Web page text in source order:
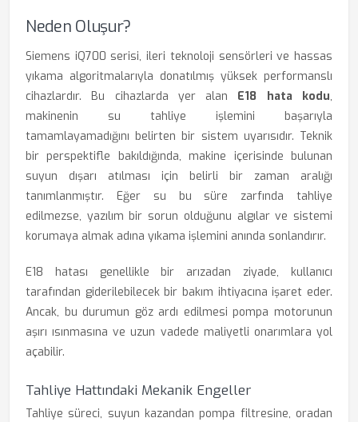
Neden Oluşur?
Siemens iQ700 serisi, ileri teknoloji sensörleri ve hassas
yıkama algoritmalarıyla donatılmış yüksek performanslı
cihazlardır. Bu cihazlarda yer alan E18 hata kodu,
makinenin su tahliye işlemini başarıyla
tamamlayamadığını belirten bir sistem uyarısıdır. Teknik
bir perspektifle bakıldığında, makine içerisinde bulunan
suyun dışarı atılması için belirli bir zaman aralığı
tanımlanmıştır. Eğer su bu süre zarfında tahliye
edilmezse, yazılım bir sorun olduğunu algılar ve sistemi
korumaya almak adına yıkama işlemini anında sonlandırır.
E18 hatası genellikle bir arızadan ziyade, kullanıcı
tarafından giderilebilecek bir bakım ihtiyacına işaret eder.
Ancak, bu durumun göz ardı edilmesi pompa motorunun
aşırı ısınmasına ve uzun vadede maliyetli onarımlara yol
açabilir.
Tahliye Hattındaki Mekanik Engeller
Tahliye süreci, suyun kazandan pompa filtresine, oradan